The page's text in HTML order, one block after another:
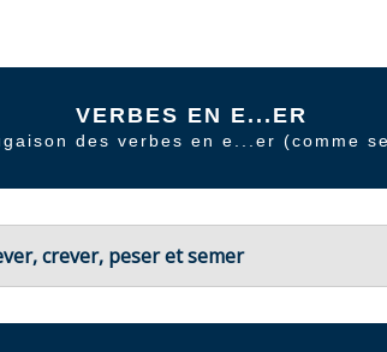
VERBES EN E...ER
des verbes en e...er (comme
crever, peser et semer